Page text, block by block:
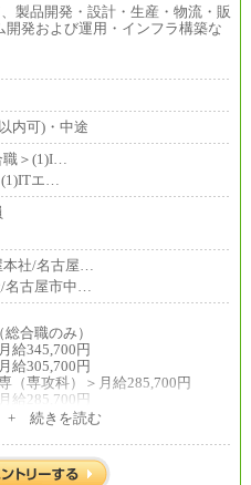
製品開発・設計・生産・物流・販
発および運用・インフラ構築な
内可)・中途
職＞(1)I…
(1)ITエ…
本社/名古屋…
名古屋市中…
合職のみ）
給345,700円
給305,700円
（専攻科）＞月給285,700円
給285,700円
＞月給：305,700円（総合職）
285,700円（総合職）／253,10
+ 続きを読む